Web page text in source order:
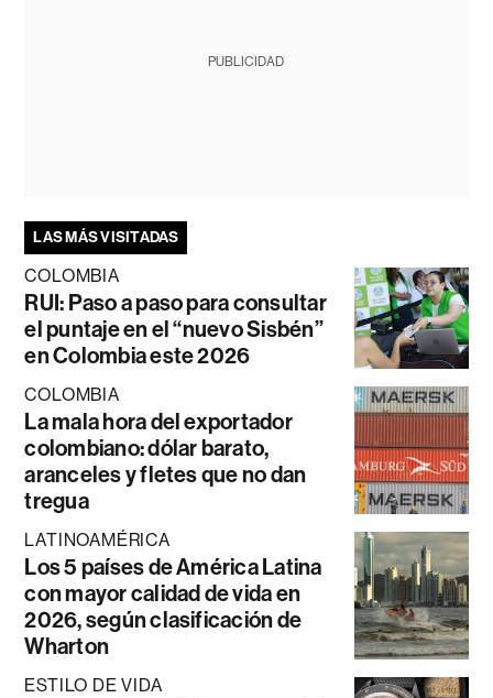
PUBLICIDAD
LAS MÁS VISITADAS
COLOMBIA
RUI: Paso a paso para consultar
el puntaje en el “nuevo Sisbén”
en Colombia este 2026
COLOMBIA
La mala hora del exportador
colombiano: dólar barato,
aranceles y fletes que no dan
tregua
LATINOAMÉRICA
Los 5 países de América Latina
con mayor calidad de vida en
2026, según clasificación de
Wharton
ESTILO DE VIDA